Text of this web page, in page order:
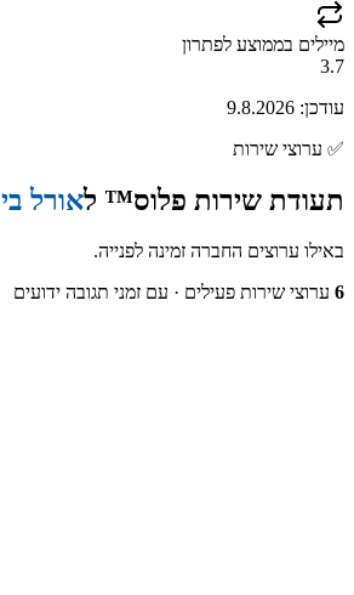
מיילים בממוצע לפתרון
3.7
עודכן: 9.8.2026
✅ ערוצי שירות
תעודת שירות פלוס™ לאורל בי
באילו ערוצים החברה זמינה לפנייה.
6 ערוצי שירות פעילים · עם זמני תגובה ידועים